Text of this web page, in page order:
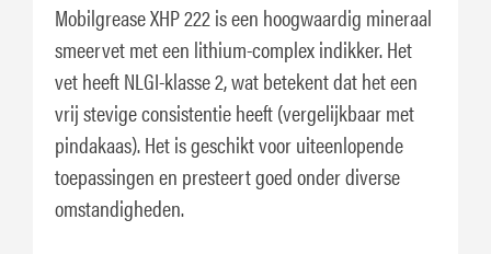
Mobilgrease XHP 222 is een hoogwaardig mineraal
smeervet met een lithium-complex indikker. Het
vet heeft NLGI-klasse 2, wat betekent dat het een
vrij stevige consistentie heeft (vergelijkbaar met
pindakaas). Het is geschikt voor uiteenlopende
toepassingen en presteert goed onder diverse
omstandigheden.